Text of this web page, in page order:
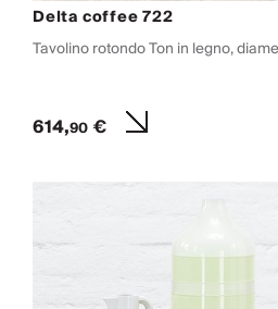
Delta coffee 722
Tavolino rotondo Ton in legno,
614,90€